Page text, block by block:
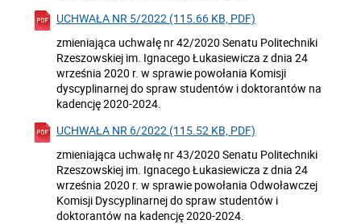
UCHWAŁA NR 5/2022 (115.66 KB, PDF)
zmieniająca uchwałę nr 42/2020 Senatu Politechniki
Rzeszowskiej im. Ignacego Łukasiewicza z dnia 24
września 2020 r. w sprawie powołania Komisji
dyscyplinarnej do spraw studentów i doktorantów na
kadencję 2020-2024.
UCHWAŁA NR 6/2022 (115.52 KB, PDF)
zmieniająca uchwałę nr 43/2020 Senatu Politechniki
Rzeszowskiej im. Ignacego Łukasiewicza z dnia 24
września 2020 r. w sprawie powołania Odwoławczej
Komisji Dyscyplinarnej do spraw studentów i
doktorantów na kadencję 2020-2024.